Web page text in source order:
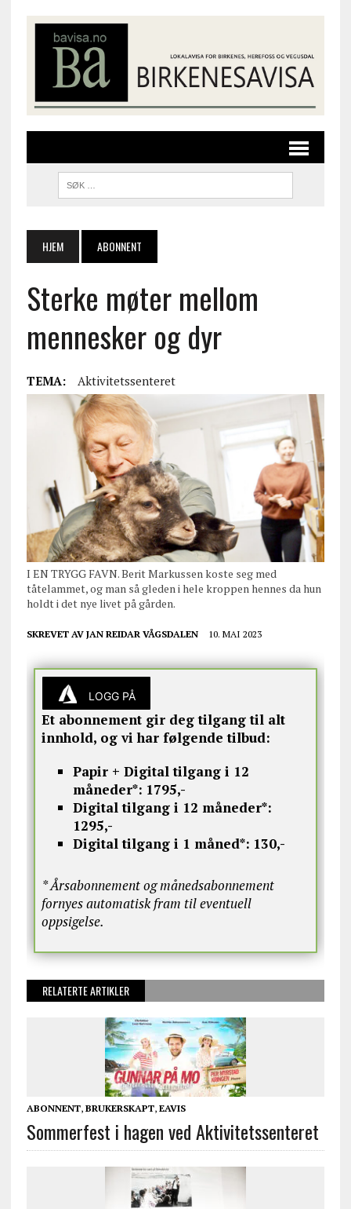
HJEM ABONNENT
Sterke møter mellom
mennesker og dyr
TEMA: Aktivitetssenteret
I EN TRYGG FAVN. Berit Markussen koste seg med
tåtelammet, og man så gleden i hele kroppen hennes da hun
holdt i det nye livet på gården.
SKREVET AV JAN REIDAR VÅGSDALEN 10. MAI 2023
LOGG PÅ
Et abonnement gir deg tilgang til alt
innhold, og vi har følgende tilbud:
Papir + Digital tilgang i 12
måneder*: 1795,-
Digital tilgang i 12 måneder*:
1295,-
Digital tilgang i 1 måned*: 130,-
* Årsabonnement og månedsabonnement
fornyes automatisk fram til eventuell
oppsigelse.
RELATERTE ARTIKLER
ABONNENT, BRUKERSKAPT, EAVIS
Sommerfest i hagen ved Aktivitetssenteret